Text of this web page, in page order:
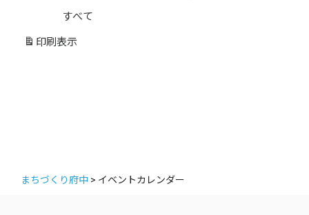
ゴ
リ
すべて
印刷 表示
まちづくり府中 > イベントカレンダー